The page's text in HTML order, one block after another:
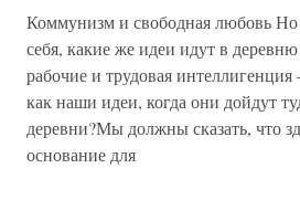
Коммунизм и свободная любовь
себя, какие же идеи идут в
рабочие и трудовая
как наши идеи, когда они дойдут
деревни?Мы должны сказать, что
основание для